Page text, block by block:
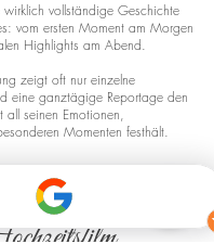
vollständige Geschichte
vom ersten Moment am Morgen
Highlights am Abend.
zeigt oft nur einzelne
eine ganztägige Reportage den
seinen Emotionen,
Momenten festhält.
für euren